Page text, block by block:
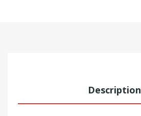
Description